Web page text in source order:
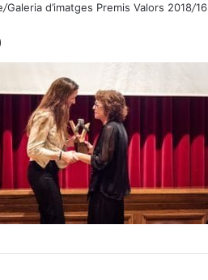
/Galeria d’imatges Premis Valors 2018/16